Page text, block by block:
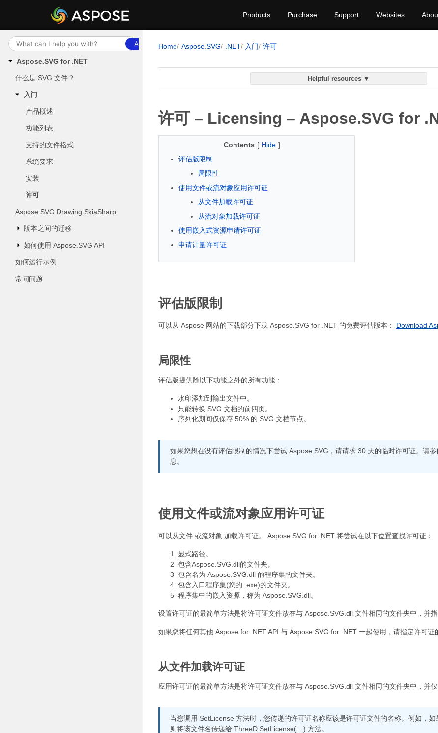
Products Purchase Support Websites
Ask AI
Aspose.SVG for .NET
什么是 SVG 文件？
入门
产品概述
功能列表
支持的文件格式
系统要求
安装
许可
Aspose.SVG.Drawing.SkiaSharp
版本之间的迁移
如何使用 Aspose.SVG API
如何运行示例
常问问题
Home Aspose.SVG .NET 入门 许可
Helpful resources ▼
许可 – Licensing – Aspose.SVG for
Contents [ Hide ]
评估版限制
局限性
使用文件或流对象应用许可证
从文件加载许可证
从流对象加载许可证
使用嵌入式资源申请许可证
申请计量许可证
评估版限制
可以从 Aspose 网站的下载部分下载 Aspose.SVG for .NET 的免费评估版本： Download
局限性
评估版提供除以下功能之外的所有功能：
水印添加到输出文件中。
只能转换 SVG 文档的前四页。
序列化期间仅保存 50% 的 SVG 文档节点。
如果您想在没有评估限制的情况下尝试 Aspose.SVG，请请求 30 天的临时许可证。请参
息。
使用文件或流对象应用许可证
可以从文件 或流对象 加载许可证。 Aspose.SVG for .NET 将尝试在以下位置查找许可证：
显式路径。
包含Aspose.SVG.dll的文件夹。
包含名为 Aspose.SVG.dll 的程序集的文件夹。
包含入口程序集(您的 .exe)的文件夹。
程序集中的嵌入资源，称为 Aspose.SVG.dll。
设置许可证的最简单方法是将许可证文件放在与 Aspose.SVG.dll 文件相同的文件夹中，并
如果您将任何其他 Aspose for .NET API 与 Aspose.SVG for .NET 一起使用，请指定许可证
从文件加载许可证
应用许可证的最简单方法是将许可证文件放在与 Aspose.SVG.dll 文件相同的文件夹中，并仅
当您调用 SetLicense 方法时，您传递的许可证名称应该是许可证文件的名称。例如，如
则将该文件名传递给 ThreeD.SetLicense(…) 方法。